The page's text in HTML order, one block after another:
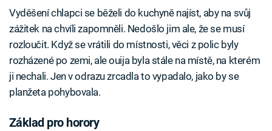
Vyděšení chlapci se běželi do kuchyně najíst, aby na svůj
zážitek na chvíli zapomněli. Nedošlo jim ale, že se musí
rozloučit. Když se vrátili do místnosti, věci z polic byly
rozházené po zemi, ale ouija byla stále na místě, na kterém
ji nechali. Jen v odrazu zrcadla to vypadalo, jako by se
planžeta pohybovala.
Základ pro horory